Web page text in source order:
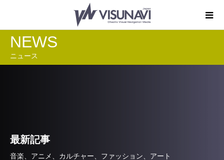
NEWS
ニュース
最新記事
音楽、アニメ、カルチャー、ファッション、アート